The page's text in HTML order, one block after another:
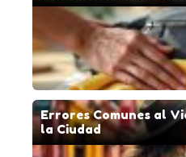
Errores Comunes al
la Ciudad